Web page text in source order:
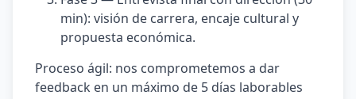
min): visión de carrera, encaje cultural y
propuesta económica.
Proceso ágil: nos comprometemos a dar
feedback en un máximo de 5 días laborables